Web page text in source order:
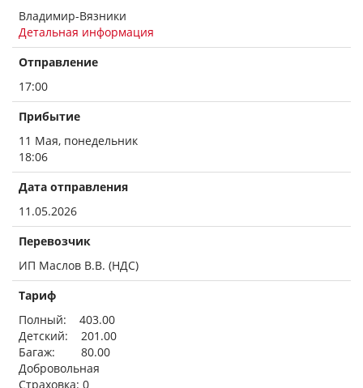
Владимир-Вязники
Детальная информация
Отправление
17:00
Прибытие
11 Мая, понедельник
18:06
Дата отправления
11.05.2026
Перевозчик
ИП Маслов В.В. (НДС)
Тариф
Полный: 403.00
Детский: 201.00
Багаж: 80.00
Добровольная
Страховка: 0